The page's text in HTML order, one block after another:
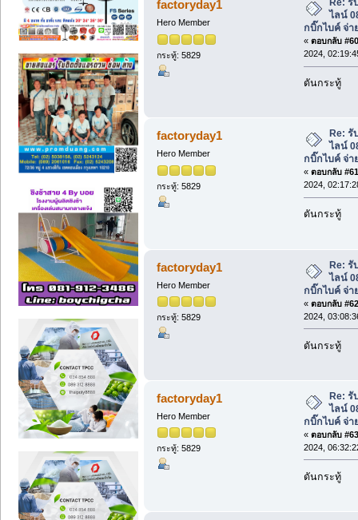
factoryday1
Hero Member
กระทู้: 5829
Re: รั
ไลน์
กบิ๊กไบค์ จ่า
« ตอบกลับ
2024,
ดันกระทู้
factoryday1
Hero Member
กระทู้: 5829
Re: รั
ไลน์
กบิ๊กไบค์ จ่า
« ตอบกลับ
2024,
ดันกระทู้
factoryday1
Hero Member
กระทู้: 5829
Re: รั
ไลน์
กบิ๊กไบค์ จ่า
« ตอบกลับ
2024,
ดันกระทู้
factoryday1
Hero Member
กระทู้: 5829
Re: รั
ไลน์
กบิ๊กไบค์ จ่า
« ตอบกลับ
2024,
ดันกระทู้